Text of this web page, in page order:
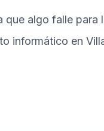
que algo falle
informático en